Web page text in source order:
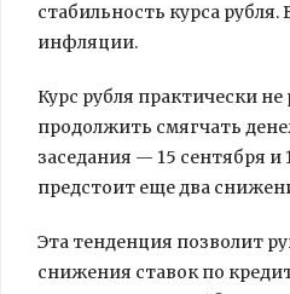
стабильность курса
инфляции.
Курс рубля практически
продолжить смягчать
заседания — 15 сентября и
предстоит еще два
Эта тенденция позволит
снижения ставок по